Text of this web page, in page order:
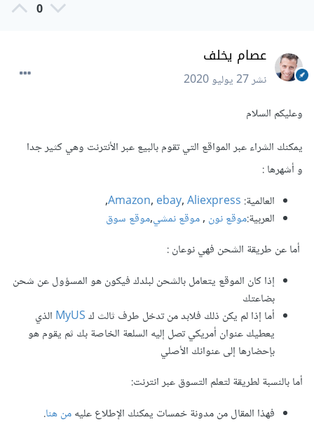
0
عصام يخلف
نشر27 يوليو 2020
وعليكم السلام
يمكنك الشراء عبر المواقع التي تقوم بالبيع عبر الأنترنت وهي كثير جدا
و أشهرها :
العالمية:
Amazon ,ebay,Aliexpress
,
العربية:موقع نون,موقع نمشي,موقع سوق
أما عن طريقة الشحن فهي نوعان :
إذا كان الموقع يتعامل بالشحن لبلدك فيكون هو المسؤول عن شحن
بضاعتك
أما إذا لم يكن ذلك فلابد من تدخل طرف ثالث كMyUS الذي
يعطيك عنوان أمريكي تصل إليه السلعة الخاصة بك ثم يقوم هو
بإحضارها إلى عنوانك الأصلي
أما بالنسبة لطريقة لتعلم التسوق عبر انترنت:
فهذا المقال من مدونة خمسات يمكنك الإطلاع عليهمن هنا.